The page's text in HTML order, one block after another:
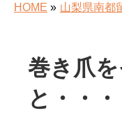
HOME » 山梨県南都
巻き爪
と・・・